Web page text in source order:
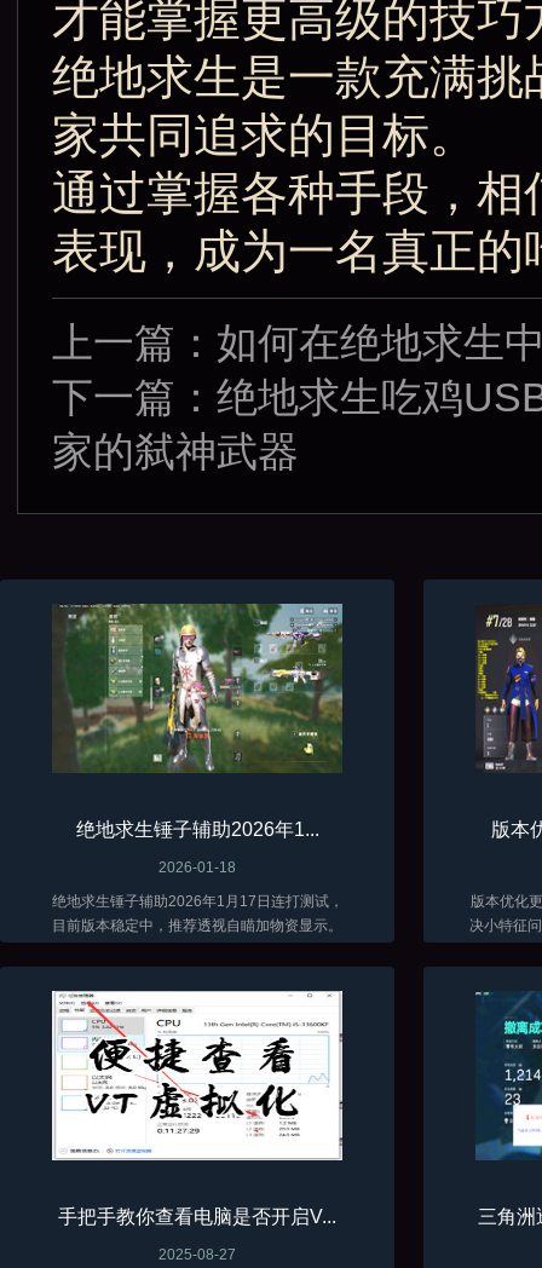
才能掌握更高级的技
绝地求生是一款充满
家共同追求的目标。
通过掌握各种手段，
表现，成为一名真正的
上一篇： 如何在绝地求生
下一篇： 绝地求生吃鸡
家的弑神武器
绝地求生锤子辅助2026年1...
2026-01-18
绝地求生锤子辅助2026年1月17日连打测试，
目前版本稳定中，推荐透视自瞄加物资显示。
版本
版本优化更新了 当
决小特征
手把手教你查看电脑是否开启V...
2025-08-27
三角洲